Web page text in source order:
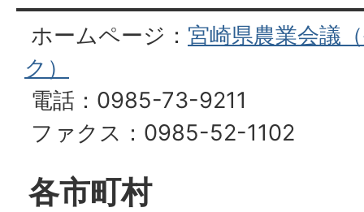
ホームページ： 宮崎県農業会議
ク）
電話：0985-73-9211
ファクス：0985-52-1102
各市町村